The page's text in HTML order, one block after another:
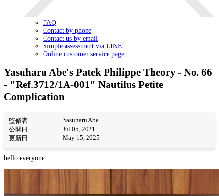
FAQ
Contact by phone
Contact us by email
Simple assessment via LINE
Online customer service page
Yasuharu Abe's Patek Philippe Theory - No. 66
- "Ref.3712/1A-001" Nautilus Petite
Complication
監修者
Yasuharu Abe
公開日
Jul 05, 2021
更新日
May 15, 2025
hello everyone.